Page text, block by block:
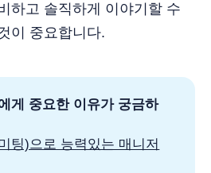
하고 솔직하게 이야기할 수
이 중요합니다.
게 중요한 이유가 궁금하
팅)으로 능력있는 매니저